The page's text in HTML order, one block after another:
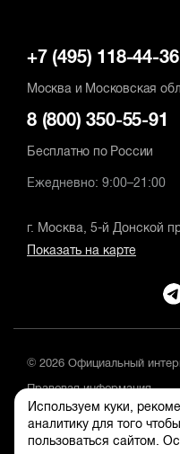
Используем куки,
аналитику для того
пользоваться сайтом.
+7 (495) 118-44-36
Москва и Московская
8 (800) 350-55-91
Бесплатно по России
Ежедневно: 9:00–21:00
г. Москва, 5-й Донской
Показать на карте
© 2026 Официальный
Правовая информация
Положение об обработке и